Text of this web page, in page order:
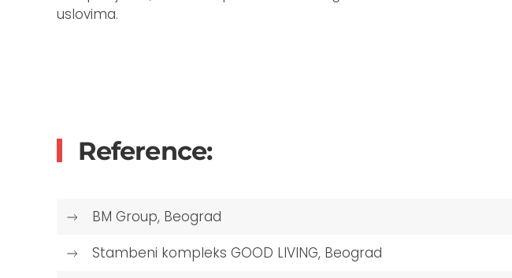
uslovima.
Reference:
BM Group, Beograd
Stambeni kompleks GOOD LIVING, Beograd